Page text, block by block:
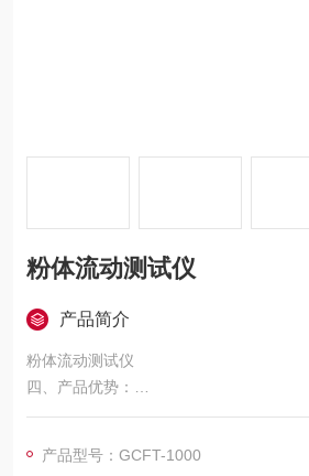
粉体流动测试仪
产品简介
粉体流动测试仪
四、产品优势：
1、与传统物理性质测试仪相比，该产品
2、该产品可同时满足多个标准，适用场
产品型号：GCFT-1000